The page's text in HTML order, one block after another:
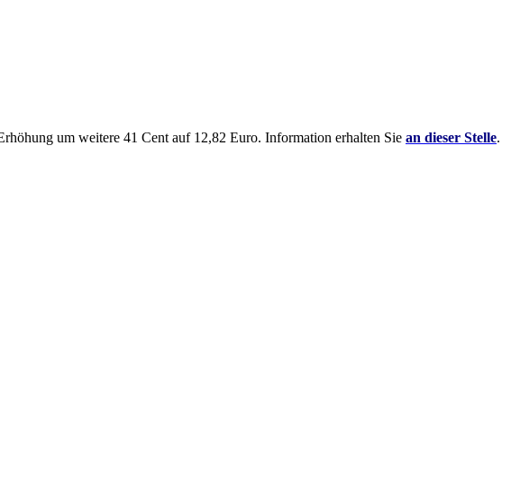
um weitere 41 Cent auf 12,82 Euro. Information erhalten Sie an dieser Stelle.